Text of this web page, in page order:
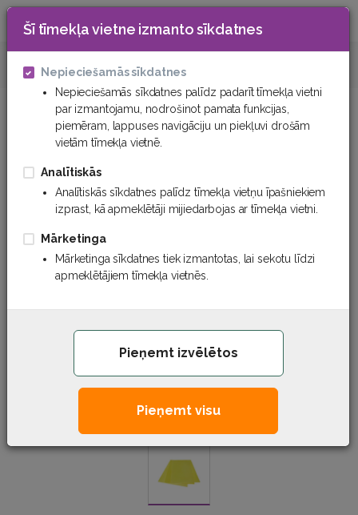
Tehniskā plastmasa
Šī tīmekļa vietne izmanto sīkdatnes
Nepieciešamās sīkdatnes
Nepieciešamās sīkdatnes palīdz padarīt tīmekļa vietni
par izmantojamu, nodrošinot pamata funkcijas,
piemēram, lappuses navigāciju un piekļuvi drošām
vietām tīmekļa vietnē.
Analītiskās
Analītiskās sīkdatnes palīdz tīmekļa vietņu īpašniekiem
izprast, kā apmeklētāji mijiedarbojas ar tīmekļa vietni.
Mārketinga
Mārketinga sīkdatnes tiek izmantotas, lai sekotu līdzi
apmeklētājiem tīmekļa vietnēs.
Pieņemt izvēlētos
Pieņemt visu